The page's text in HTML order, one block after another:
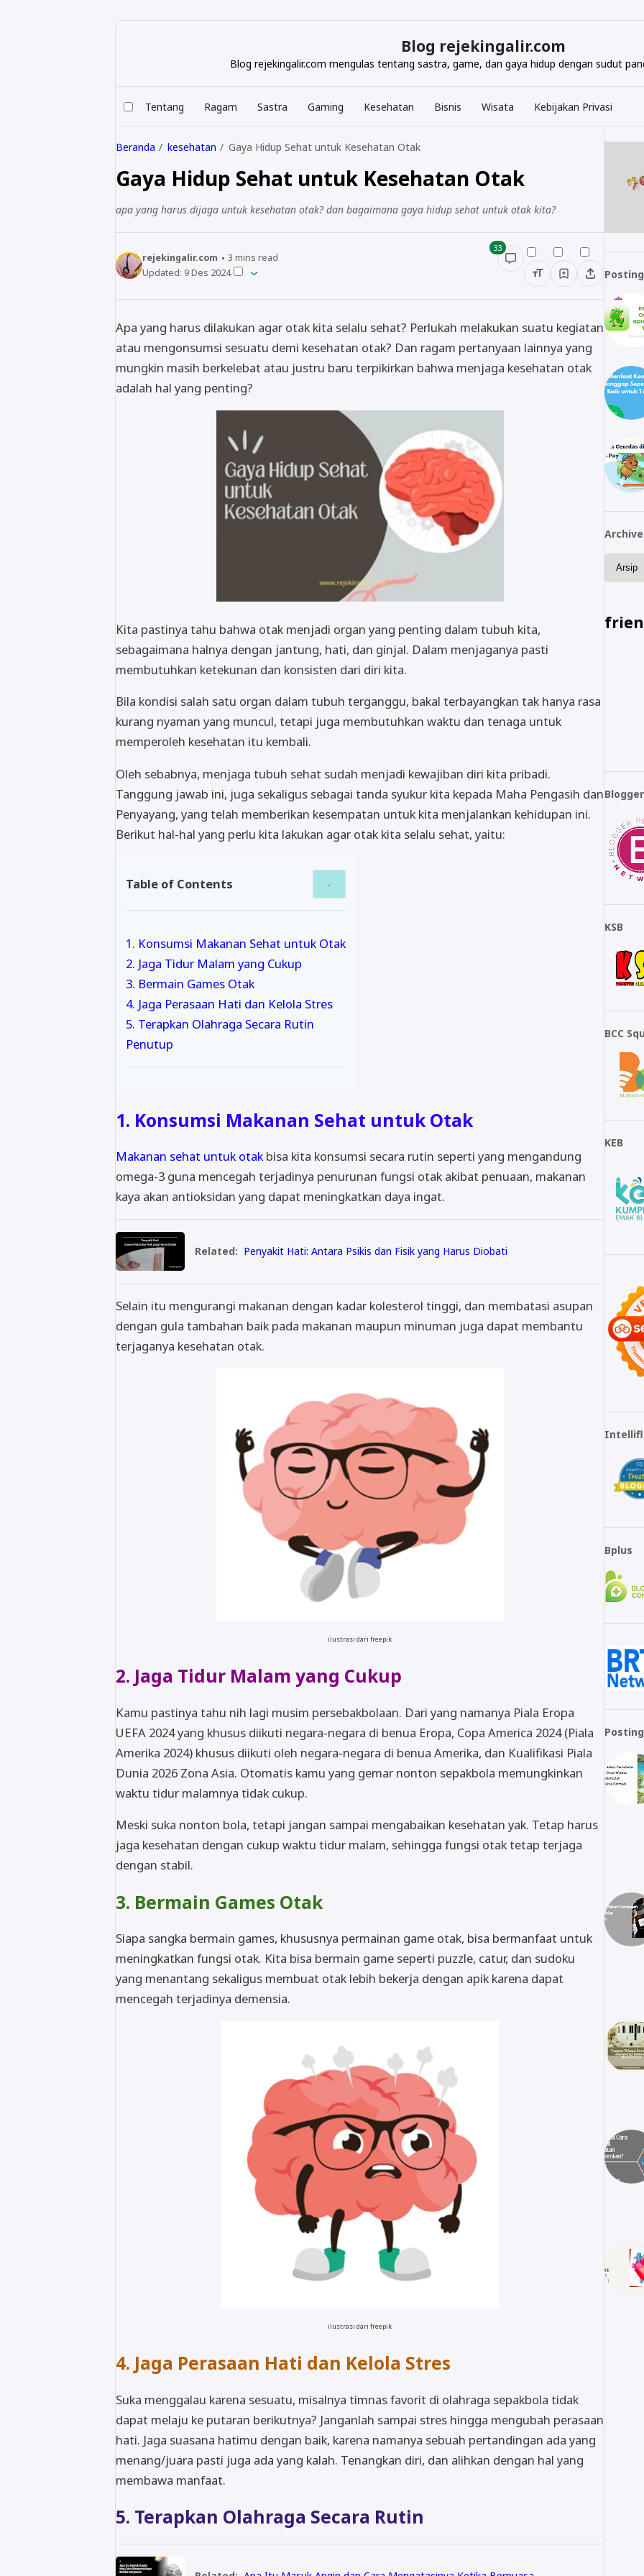
Blog rejekingalir.com
Blog rejekingalir.com mengulas tentang sastra, game, dan gaya hidup dengan sudut
Tentang Ragam Sastra Gaming Kesehatan Bisnis Wisata Kebijakan Privasi
Beranda kesehatan Gaya Hidup Sehat untuk Kesehatan Otak
Gaya Hidup Sehat untuk Kesehatan Otak
apa yang harus dijaga untuk kesehatan otak? dan bagaimana gaya hidup sehat untuk otak kita?
rejekingalir.com 3 mins read
Updated: 9 Des 2024
33
Apa yang harus dilakukan agar otak kita selalu sehat? Perlukah melakukan suatu kegiatan
atau mengonsumsi sesuatu demi kesehatan otak? Dan ragam pertanyaan lainnya yang
mungkin masih berkelebat atau justru baru terpikirkan bahwa menjaga kesehatan otak
adalah hal yang penting?
Kita pastinya tahu bahwa otak menjadi organ yang penting dalam tubuh kita,
sebagaimana halnya dengan jantung, hati, dan ginjal. Dalam menjaganya pasti
membutuhkan ketekunan dan konsisten dari diri kita.
Bila kondisi salah satu organ dalam tubuh terganggu, bakal terbayangkan tak hanya rasa
kurang nyaman yang muncul, tetapi juga membutuhkan waktu dan tenaga untuk
memperoleh kesehatan itu kembali.
Oleh sebabnya, menjaga tubuh sehat sudah menjadi kewajiban diri kita pribadi.
Tanggung jawab ini, juga sekaligus sebagai tanda syukur kita kepada Maha Pengasih dan
Penyayang, yang telah memberikan kesempatan untuk kita menjalankan kehidupan ini.
Berikut hal-hal yang perlu kita lakukan agar otak kita selalu sehat, yaitu:
Table of Contents
1. Konsumsi Makanan Sehat untuk Otak
2. Jaga Tidur Malam yang Cukup
3. Bermain Games Otak
4. Jaga Perasaan Hati dan Kelola Stres
5. Terapkan Olahraga Secara Rutin
Penutup
1. Konsumsi Makanan Sehat untuk Otak
Makanan sehat untuk otak bisa kita konsumsi secara rutin seperti yang mengandung
omega-3 guna mencegah terjadinya penurunan fungsi otak akibat penuaan, makanan
kaya akan antioksidan yang dapat meningkatkan daya ingat.
Related: Penyakit Hati: Antara Psikis dan Fisik yang Harus Diobati
Selain itu mengurangi makanan dengan kadar kolesterol tinggi, dan membatasi asupan
dengan gula tambahan baik pada makanan maupun minuman juga dapat membantu
terjaganya kesehatan otak.
ilustrasi dari freepik
2. Jaga Tidur Malam yang Cukup
Kamu pastinya tahu nih lagi musim persebakbolaan. Dari yang namanya Piala Eropa
UEFA 2024 yang khusus diikuti negara-negara di benua Eropa, Copa America 2024 (Piala
Amerika 2024) khusus diikuti oleh negara-negara di benua Amerika, dan Kualifikasi Piala
Dunia 2026 Zona Asia. Otomatis kamu yang gemar nonton sepakbola memungkinkan
waktu tidur malamnya tidak cukup.
Meski suka nonton bola, tetapi jangan sampai mengabaikan kesehatan yak. Tetap harus
jaga kesehatan dengan cukup waktu tidur malam, sehingga fungsi otak tetap terjaga
dengan stabil.
3. Bermain Games Otak
Siapa sangka bermain games, khususnya permainan game otak, bisa bermanfaat untuk
meningkatkan fungsi otak. Kita bisa bermain game seperti puzzle, catur, dan sudoku
yang menantang sekaligus membuat otak lebih bekerja dengan apik karena dapat
mencegah terjadinya demensia.
ilustrasi dari freepik
4. Jaga Perasaan Hati dan Kelola Stres
Suka menggalau karena sesuatu, misalnya timnas favorit di olahraga sepakbola tidak
dapat melaju ke putaran berikutnya? Janganlah sampai stres hingga mengubah perasaan
hati. Jaga suasana hatimu dengan baik, karena namanya sebuah pertandingan ada yang
menang/juara pasti juga ada yang kalah. Tenangkan diri, dan alihkan dengan hal yang
membawa manfaat.
5. Terapkan Olahraga Secara Rutin
Archive
KSB
BCC
KEB
Bplus